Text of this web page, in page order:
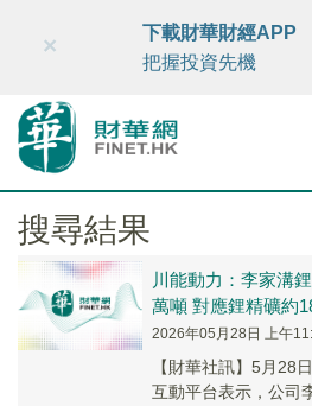
財華智庫網 FINTV
×
下載財華財經APP
把握投資先機
搜尋結果
川能動力：李家溝
萬噸 對應鋰精礦約
2026年05月28日 上午
【財華社訊】5月28
互動平台表示，公司